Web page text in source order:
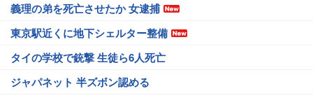
義理の弟を死亡させたか 女逮捕
東京駅近くに地下シェルター整備
タイの学校で銃撃 生徒ら6人死亡
ジャパネット 半ズボン認める